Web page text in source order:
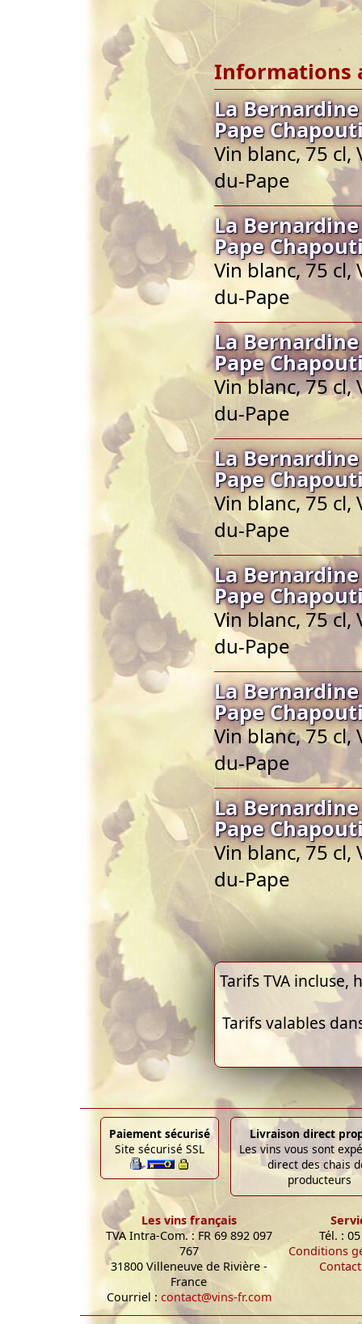
Informations
La
Pape
Vin blanc, 75 cl,
du-Pape
La
Pape
Vin blanc, 75 cl,
du-Pape
La
Pape
Vin blanc, 75 cl,
du-Pape
La
Pape
Vin blanc, 75 cl,
du-Pape
La
Pape
Vin blanc, 75 cl,
du-Pape
La
Pape
Vin blanc, 75 cl,
du-Pape
La
Pape
Vin blanc, 75 cl,
du-Pape
Tarifs TVA
Tarifs valables
Paiement sécurisé
Site sécurisé SSL
Livraison direct
Les vins vous sont
direct des chais
producteurs
Les vins français
TVA Intra-Com. : FR 69 892 097
767
31800 Villeneuve de Rivière -
France
Courriel : contact@vins-fr.com
Tél. :
Conditions
Contact